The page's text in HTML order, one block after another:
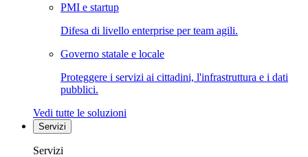
PMI e startup
Difesa di livello enterprise per team agili.
Governo statale e locale
Proteggere i servizi ai cittadini, l'infrastruttura e i dati
pubblici.
Vedi tutte le soluzioni
Servizi
Servizi